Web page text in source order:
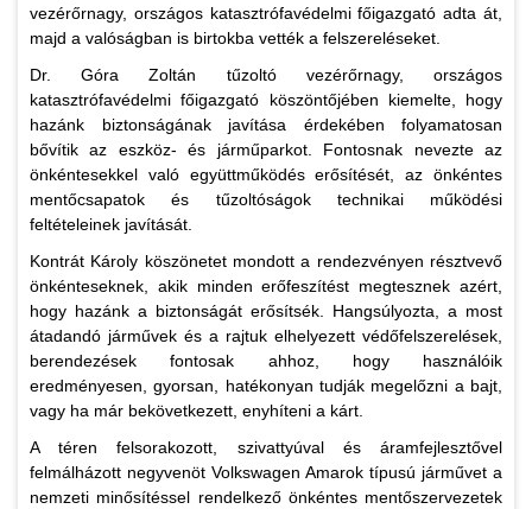
vezérőrnagy, országos katasztrófavédelmi főigazgató adta át,
majd a valóságban is birtokba vették a felszereléseket.
Dr. Góra Zoltán tűzoltó vezérőrnagy, országos
katasztrófavédelmi főigazgató köszöntőjében kiemelte, hogy
hazánk biztonságának javítása érdekében folyamatosan
bővítik az eszköz- és járműparkot. Fontosnak nevezte az
önkéntesekkel való együttműködés erősítését, az önkéntes
mentőcsapatok és tűzoltóságok technikai működési
feltételeinek javítását.
Kontrát Károly köszönetet mondott a rendezvényen résztvevő
önkénteseknek, akik minden erőfeszítést megtesznek azért,
hogy hazánk a biztonságát erősítsék. Hangsúlyozta, a most
átadandó járművek és a rajtuk elhelyezett védőfelszerelések,
berendezések fontosak ahhoz, hogy használóik
eredményesen, gyorsan, hatékonyan tudják megelőzni a bajt,
vagy ha már bekövetkezett, enyhíteni a kárt.
A téren felsorakozott, szivattyúval és áramfejlesztővel
felmálházott negyvenöt Volkswagen Amarok típusú járművet a
nemzeti minősítéssel rendelkező önkéntes mentőszervezetek